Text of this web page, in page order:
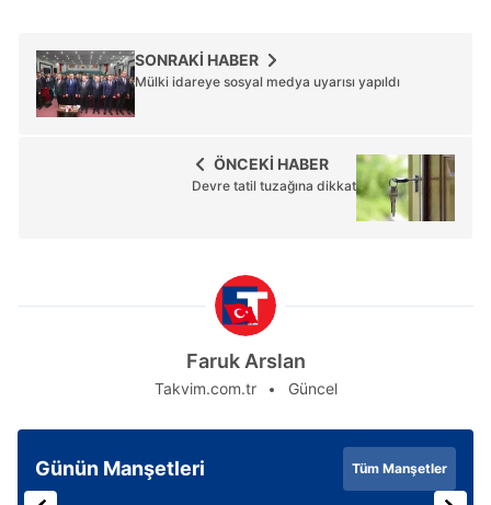
SONRAKİ HABER
Mülki idareye sosyal medya uyarısı yapıldı
ÖNCEKİ HABER
Devre tatil tuzağına dikkat
Faruk Arslan
Takvim.com.tr Güncel
Günün Manşetleri Tüm Manşetler